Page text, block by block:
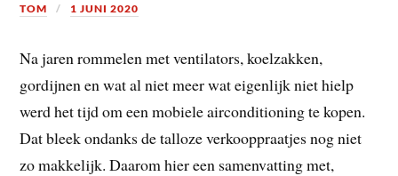
TOM 1 JUNI 2020
Na jaren rommelen met ventilators, koelzakken,
gordijnen en wat al niet meer wat eigenlijk niet hielp
werd het tijd om een mobiele airconditioning te kopen.
Dat bleek ondanks de talloze verkooppraatjes nog niet
zo makkelijk. Daarom hier een samenvatting met,